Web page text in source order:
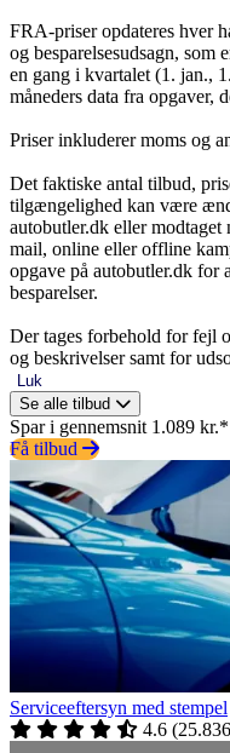
FRA-priser opdateres hver
og besparelsesudsagn, som
en gang i kvartalet (1. jan.,
måneders data fra opgaver,
Priser inkluderer moms og
Det faktiske antal tilbud,
tilgængelighed kan være
autobutler.dk eller
mail, online eller offline
opgave på autobutler.dk for
besparelser.
Der tages forbehold for fejl
og beskrivelser samt for
Luk
Se alle tilbud
Spar i gennemsnit 1.089 kr.*
Få tilbud
Serviceeftersyn med stempel
4.6 (25.836